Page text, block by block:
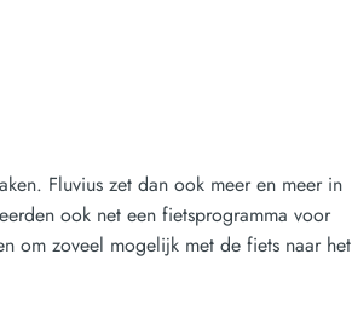
Fluvius zet dan ook meer en meer in
ook net een fietsprogramma voor
om zoveel mogelijk met de fiets naar het